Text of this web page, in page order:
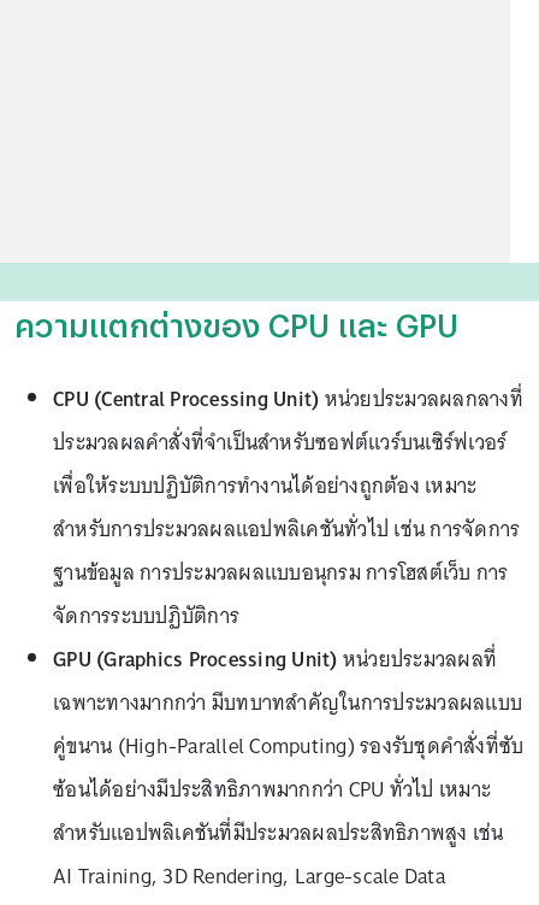
ความแตกต่างของ CPU และ GPU
CPU (Central Processing Unit)หน่วยประมวลผลกลางที่
ประมวลผลคำสั่งที่จำเป็นสำหรับซอฟต์แวร์บนเซิร์ฟเวอร์
เพื่อให้ระบบปฏิบัติการทำงานได้อย่างถูกต้อง เหมาะ
สำหรับการประมวลผลแอปพลิเคชันทั่วไป เช่น การจัดการ
ฐานข้อมูล การประมวลผลแบบอนุกรม การโฮสต์เว็บ การ
จัดการระบบปฏิบัติการ
GPU (Graphics Processing Unit)หน่วยประมวลผลที่
เฉพาะทางมากกว่า มีบทบาทสำคัญในการประมวลผลแบบ
คู่ขนาน (High-Parallel Computing) รองรับชุดคำสั่งที่ซับ
ซ้อนได้อย่างมีประสิทธิภาพมากกว่า CPU ทั่วไป เหมาะ
สำหรับแอปพลิเคชันที่มีประมวลผลประสิทธิภาพสูง เช่น
AI Training, 3D Rendering, Large-scale Data